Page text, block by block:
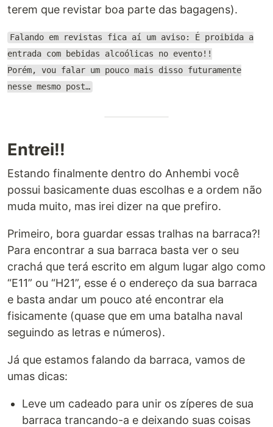
terem que revistar boa parte das bagagens).
Falando em revistas fica aí um aviso: É proibida a
entrada com bebidas alcoólicas no evento!!
Porém, vou falar um pouco mais disso futuramente
nesse mesmo post…
Entrei!!
Estando finalmente dentro do Anhembi você
possui basicamente duas escolhas e a ordem não
muda muito, mas irei dizer na que prefiro.
Primeiro, bora guardar essas tralhas na barraca?!
Para encontrar a sua barraca basta ver o seu
crachá que terá escrito em algum lugar algo como
“E11” ou “H21”, esse é o endereço da sua barraca
e basta andar um pouco até encontrar ela
fisicamente (quase que em uma batalha naval
seguindo as letras e números).
Já que estamos falando da barraca, vamos de
umas dicas:
Leve um cadeado para unir os zíperes de sua
barraca trancando-a e deixando suas coisas